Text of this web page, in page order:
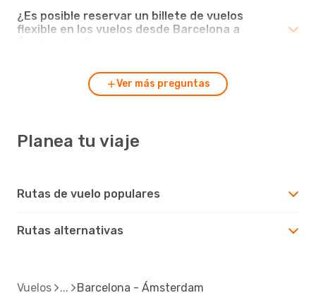
¿Es posible reservar un billete de vuelos
flexible en los vuelos desde Barcelona a
Ver más preguntas
Planea tu viaje
Rutas de vuelo populares
Rutas alternativas
Vuelos Barcelona - Ámsterdam